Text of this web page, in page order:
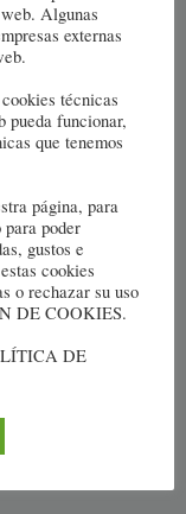
para
esa
y encontrar
positivas
Algunas
externas
técnicas
pueda funcionar,
que tenemos
página, para
poder
gustos e
cookies
o rechazar su uso
DE COOKIES.
DE